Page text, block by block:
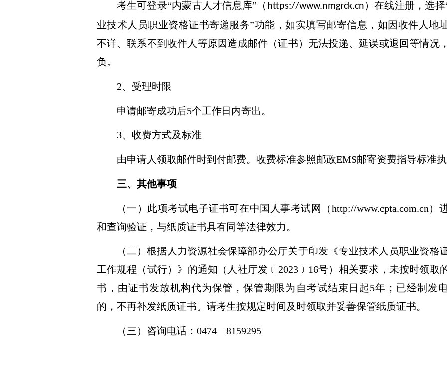
考生可登录“内蒙古人才信息库”（ https://www.nmgrck.cn ）在线注册，选择
业技术人员职业资格证书寄递服务”功能，如实填写邮寄信息，如因收件人地
不详、联系不到收件人等原因造成邮件（证书）无法投递、延误或退回等情况
负。
2、 受理时限
申请邮寄成功后5个工作日内寄出。
3、 收费方式及标准
由申请人领取邮件时到付邮费。 收费标准参照邮政EMS邮寄资费指导标准
三、其他事项
（一）此项考试电子证书可在中国人事考试网（http://www.cpta.com.cn）
和查询验证，与纸质证书具有同等法律效力。
（二）根据人力资源社会保障部办公厅关于印发《专业技术人员职业资格
工作规程（试行）》的通知（人社厅发﹝ 2023﹞16号）相关要求，未按时领取
书，由证书发放机构代为保管，保管期限为自考试结束日起5年；已经制发
的，不再补发纸质证书。请考生按规定时间及时领取并妥善保管纸质证书。
（三） 咨询电话： 0474—8159295